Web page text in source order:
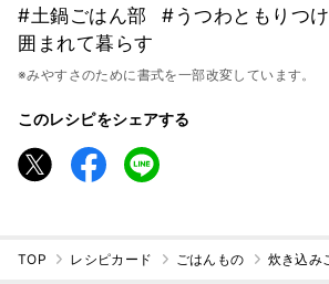
#土鍋ごはん部
#うつわともりつけ
囲まれて暮らす
※みやすさのために書式を一部改変しています。
このレシピをシェアする
TOP レシピカード ごはんもの